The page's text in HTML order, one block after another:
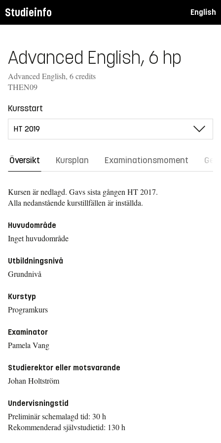
Studieinfo English
Advanced English, 6 hp
Advanced English, 6 credits
THEN09
Kursstart
Översikt Kursplan Examinationsmoment
Kursen är nedlagd. Gavs sista gången HT 2017.
Alla nedanstående kurstillfällen är inställda.
Huvudområde
Inget huvudområde
Utbildningsnivå
Grundnivå
Kurstyp
Programkurs
Examinator
Pamela Vang
Studierektor eller motsvarande
Johan Holtström
Undervisningstid
Preliminär schemalagd tid: 30 h
Rekommenderad självstudietid: 130 h